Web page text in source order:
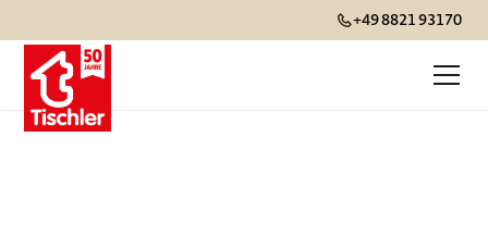
+49 8821 93170